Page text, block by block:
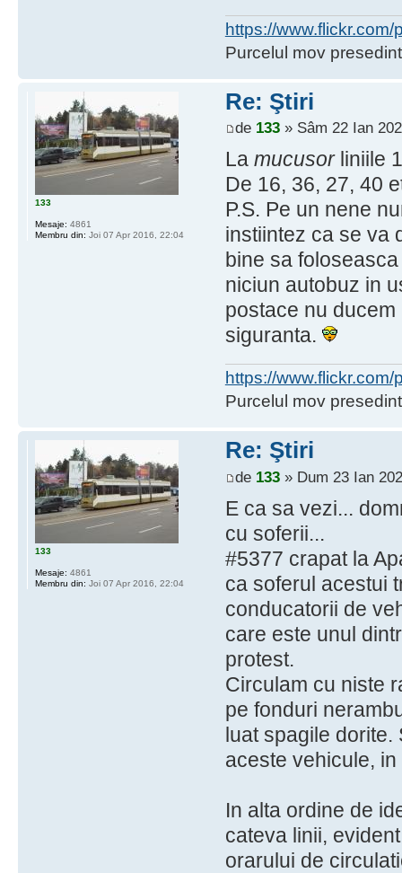
https://
Purcelul mov
Re: Ştiri
de 133» Sâm 22 Ian
La mucusorliniile
De 16, 36, 27, 40
P.S. Pe un nene
instiintez ca se va
bine sa
niciun autobuz in
postace nu
siguranta.
https://
Purcelul mov
133
Mesaje: 4861
Membru din: Joi 07 Apr 2016, 22:04
Re: Ştiri
de 133» Dum 23 Ian
E ca sa vezi...
cu soferii...
#5377 crapat la
ca soferul acestui
conducatorii de
care este unul
protest.
Circulam cu niste
pe fonduri
luat spagile dorite.
aceste vehicule,
In alta ordine de
cateva linii,
orarului de
133
Mesaje: 4861
Membru din: Joi 07 Apr 2016, 22:04